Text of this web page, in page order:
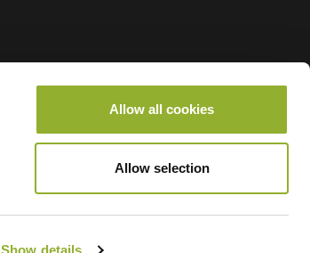
Show details
Allow all cookies
Allow selection